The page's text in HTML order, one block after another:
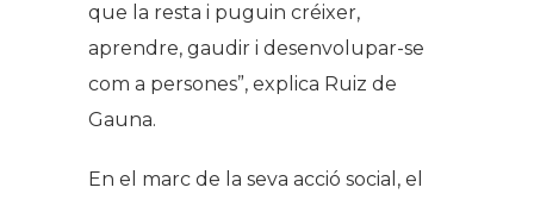
que la resta i puguin créixer,
aprendre, gaudir i desenvolupar-se
com a persones”, explica Ruiz de
Gauna.
En el marc de la seva acció social, el